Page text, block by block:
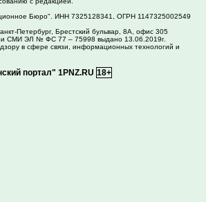
Бюро". ИНН 7325128341, ОГРН 1147325002549
Петербург, Брестский бульвар, 8А, офис 305
СМИ ЭЛ № ФС 77 – 75998 выдано 13.06.2019г.
в сфере связи, информационных технологий и
портал" 1PNZ.RU 18+